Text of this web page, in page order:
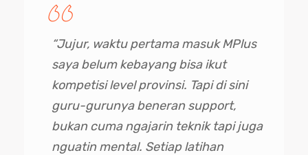
“Jujur, waktu pertama masuk MPlus
saya belum kebayang bisa ikut
kompetisi level provinsi. Tapi di sini
guru-gurunya beneran support,
bukan cuma ngajarin teknik tapi juga
nguatin mental. Setiap latihan